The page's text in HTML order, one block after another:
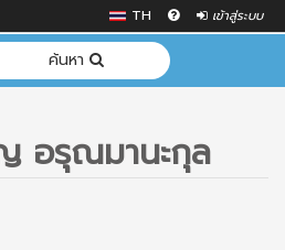
TH เข้าสู่ระบบ
ค้นหา
อรุณมานะกุล